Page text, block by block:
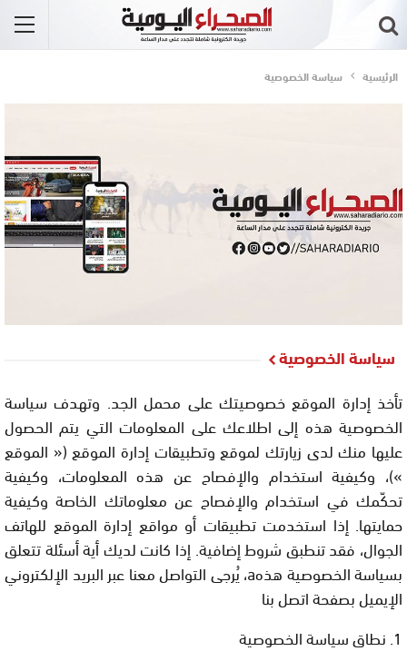
الرئيسية سياسة الخصوصية
سياسة الخصوصية
تأخذ إدارة الموقع خصوصيتك على محمل الجد. وتهدف سياسة
الخصوصية هذه إلى اطلاعك على المعلومات التي يتم الحصول
عليها منك لدى زيارتك لموقع وتطبيقات إدارة الموقع (« الموقع
»)، وكيفية استخدام والإفصاح عن هذه المعلومات، وكيفية
تحكّمك في استخدام والإفصاح عن معلوماتك الخاصة وكيفية
حمايتها. إذا استخدمت تطبيقات أو مواقع إدارة الموقع للهاتف
الجوال، فقد تنطبق شروط إضافية. إذا كانت لديك أية أسئلة تتعلق
بسياسة الخصوصية هذهa، يُرجى التواصل معنا عبر البريد الإلكتروني
الإيميل بصفحة اتصل بنا
1. نطاق سياسة الخصوصية